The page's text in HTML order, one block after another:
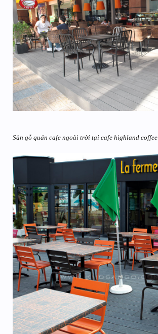
Sàn gỗ quán cafe ngoài trời tại cafe highland coffee